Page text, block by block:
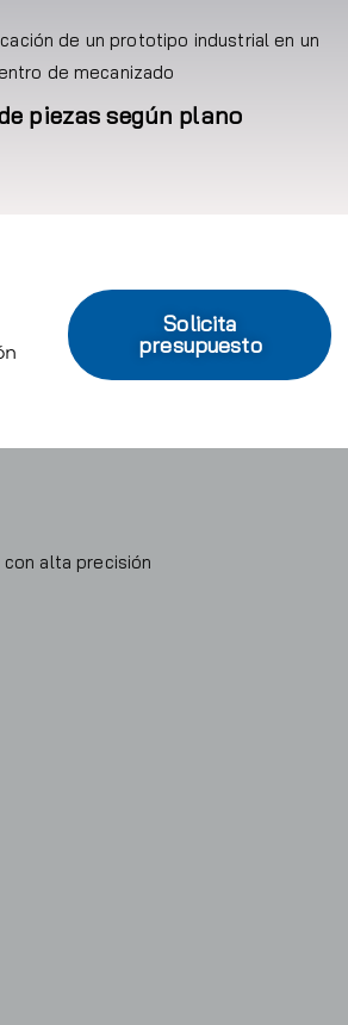
piezas según plano
Solicita
presupuesto